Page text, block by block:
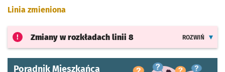
Linia zmieniona
Zmiany w rozkładach linii 8 ROZWIŃ
Poradnik Mieszkańca